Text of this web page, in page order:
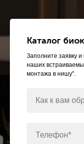
Каталог
Заполните заявку
наших
монтажа в нишу".
Как к вам
Телефон*